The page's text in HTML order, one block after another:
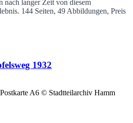
nach langer Zeit von diesem
144 Seiten, 49 Abbildungen, Preis
1932
A6 © Stadtteilarchiv Hamm